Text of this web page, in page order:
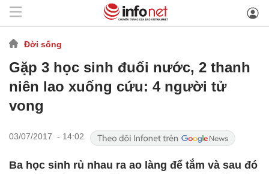
Đời sống
Gặp 3 học sinh đuối nước, 2 thanh
niên lao xuống cứu: 4 người tử
vong
03/07/2017 - 14:02
Ba học sinh rủ nhau ra ao làng để tắm và sau đó